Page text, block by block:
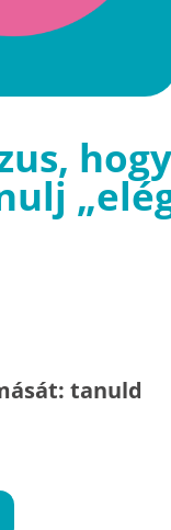
hogy
tanuld